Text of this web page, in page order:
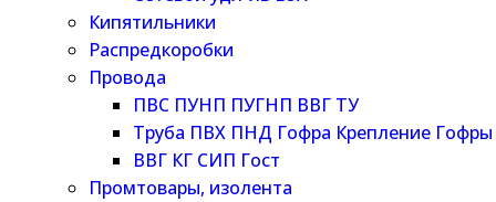
Кипятильники
Распредкоробки
Провода
ПВС ПУНП ПУГНП ВВГ ТУ
Труба ПВХ ПНД Гофра Крепление Гофры
ВВГ КГ СИП Гост
Промтовары, изолента